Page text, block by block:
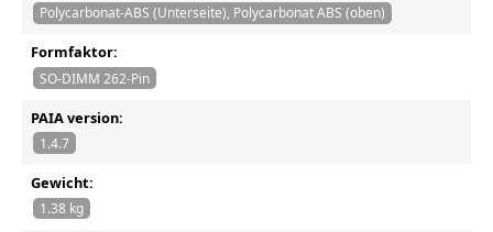
Polycarbonat-ABS (Unterseite), Polycarbonat ABS (oben)
Formfaktor:
SO-DIMM 262-Pin
PAIA version:
1.4.7
Gewicht:
1.38 kg